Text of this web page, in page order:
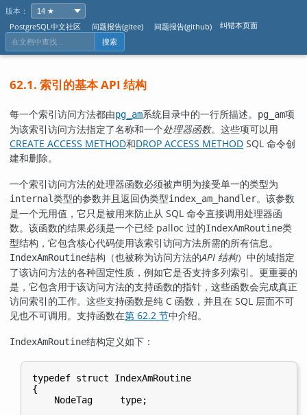
版本：
PostgreSQL中文社区
问题报告(gitee) 问题报告(github) 纠错本页面
搜索
62.1. 索引的基本 API 结构
每一个索引访问方法都由pg_am系统目录中的一行所描述。 pg_am项
为该索引访问方法指定了名称和一个处理器函数。这些项可以用
CREATE ACCESS METHOD和DROP ACCESS METHOD SQL 命令创
建和删除。
一个索引访问方法的处理器函数必须被声明为接受单一的类型为
internal类型的参数并且返回伪类型index_am_handler。该参数
是一个无用值，它只是被用来防止从 SQL 命令直接调用处理器函
数。该函数的结果必须是一个已经 palloc 过的IndexAmRoutine类
型结构，它包含核心代码使用该索引访问方法所需的所有信息。
IndexAmRoutine结构（也被称为访问方法的API 结构）中的域指定
了该访问方法的各种固定性质，例如它是否支持多列索引。更重要的
是，它包含用于该访问方法的支持函数的指针，这些函数会完成真正
访问索引的工作。这些支持函数是纯 C 函数，并且在 SQL 层面不可
见也不可调用。支持函数在第 62.2 节中介绍。
IndexAmRoutine结构定义如下：
typedef struct IndexAmRoutine
{
    NodeTag     type;